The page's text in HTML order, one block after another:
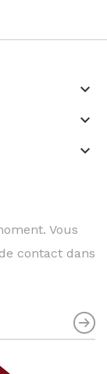
keyboard_arrow_down
keyboard_arrow_down
keyboard_arrow_down
Vous
contact dans